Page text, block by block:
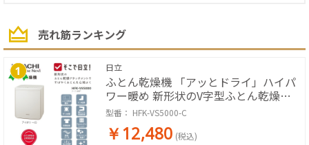
売れ筋ランキング
日立
ふとん乾燥機 「アッとドライ」ハイパ
ワー暖め 新形状のV字型ふとん乾燥ア
タッチメント くつ乾燥 ダニ対策 消臭
(アイボリー)
型番： HFK-VS5000-C
￥12,480 (税込)